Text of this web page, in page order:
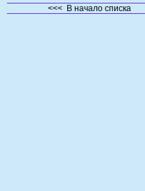
<<< В начало списка